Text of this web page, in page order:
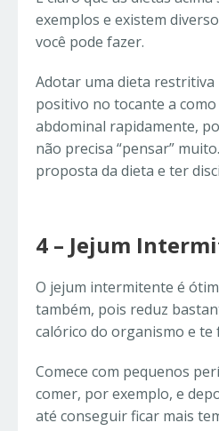
exemplos e existem
você pode fazer.
Adotar uma dieta
positivo no tocante a
abdominal rapidamente,
não precisa “pensar”
proposta da dieta e ter
4 – Jejum
O jejum intermitente é
também, pois reduz
calórico do organismo e te
Comece com pequenos
comer, por exemplo, e
até conseguir ficar mais